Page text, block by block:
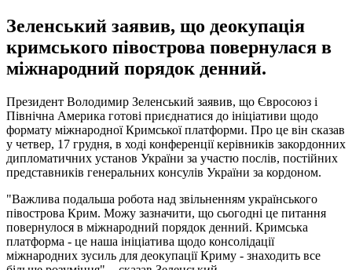
Зеленський заявив, що деокупація
кримського півострова повернулася в
міжнародний порядок денний.
Президент Володимир Зеленський заявив, що Євросоюз і
Північна Америка готові приєднатися до ініціативи щодо
формату міжнародної Кримської платформи. Про це він сказав
у четвер, 17 грудня, в ході конференції керівників закордонних
дипломатичних установ України за участю послів, постійних
представників генеральних консулів України за кордоном.
"Важлива подальша робота над звільненням українського
півострова Крим. Можу зазначити, що сьогодні це питання
повернулося в міжнародний порядок денний. Кримська
платформа - це наша ініціатива щодо консолідації
міжнародних зусиль для деокупації Криму - знаходить все